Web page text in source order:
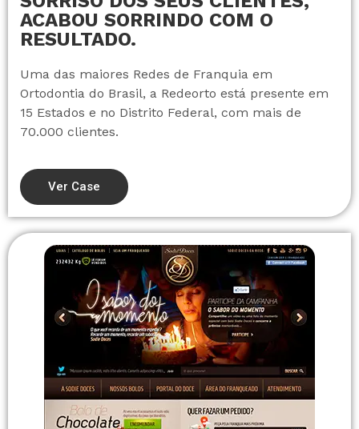
ACABOU SORRINDO COM O
RESULTADO.
Uma das maiores Redes de Franquia em
Ortodontia do Brasil, a Redeorto está presente em
15 Estados e no Distrito Federal, com mais de
70.000 clientes.
Ver Case